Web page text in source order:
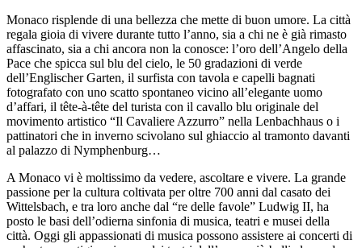
Monaco risplende di una bellezza che mette di buon umore. La città
regala gioia di vivere durante tutto l’anno, sia a chi ne è già rimasto
affascinato, sia a chi ancora non la conosce: l’oro dell’Angelo della
Pace che spicca sul blu del cielo, le 50 gradazioni di verde
dell’Englischer Garten, il surfista con tavola e capelli bagnati
fotografato con uno scatto spontaneo vicino all’elegante uomo
d’affari, il tête-à-tête del turista con il cavallo blu originale del
movimento artistico “Il Cavaliere Azzurro” nella Lenbachhaus o i
pattinatori che in inverno scivolano sul ghiaccio al tramonto davanti
al palazzo di Nymphenburg…
A Monaco vi è moltissimo da vedere, ascoltare e vivere. La grande
passione per la cultura coltivata per oltre 700 anni dal casato dei
Wittelsbach, e tra loro anche dal “re delle favole” Ludwig II, ha
posto le basi dell’odierna sinfonia di musica, teatri e musei della
città. Oggi gli appassionati di musica possono assistere ai concerti di